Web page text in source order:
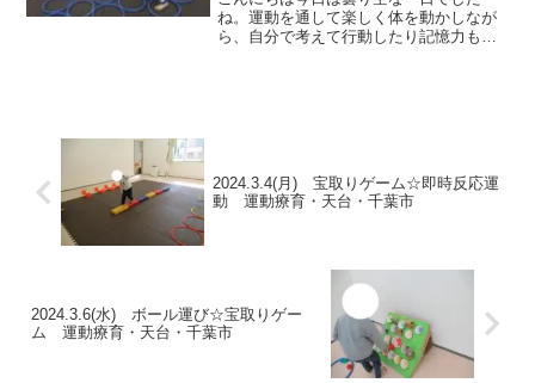
ね。運動を通して楽しく体を動かしなが
ら、自分で考えて行動したり記憶力も養
2024.3.4(月) 宝取りゲーム☆即時反応運
動 運動療育・天台・千葉市
2024.3.6(水) ボール運び☆宝取りゲー
ム 運動療育・天台・千葉市